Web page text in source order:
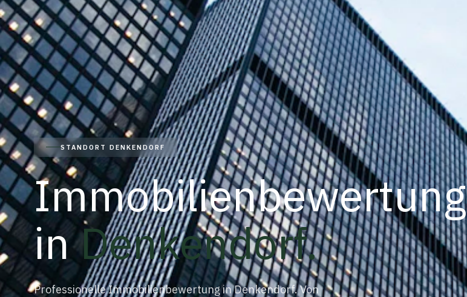
STANDORT DENKENDORF
Immobilienbewertung
inDenkendorf.
Professionelle Immobilienbewertung in Denkendorf. Von